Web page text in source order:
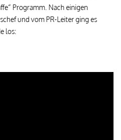
Programm. Nach einigen
und vom PR-Leiter ging es
los: